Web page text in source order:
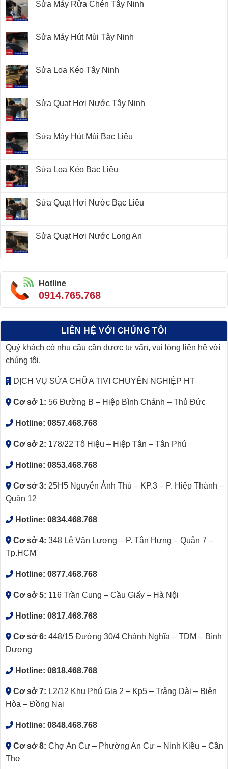
Sửa Máy Rửa Chén Tây Ninh
Sửa Máy Hút Mùi Tây Ninh
Sửa Loa Kéo Tây Ninh
Sửa Quạt Hơi Nước Tây Ninh
Sửa Máy Hút Mùi Bạc Liêu
Sửa Loa Kéo Bạc Liêu
Sửa Quạt Hơi Nước Bạc Liêu
Sửa Quạt Hơi Nước Long An
Hotline
0914.765.768
LIÊN HỆ VỚI CHÚNG TÔI
Quý khách có nhu cầu cần được tư vấn, vui lòng liên hệ với
chúng tôi.
DỊCH VỤ SỬA CHỮA TIVI CHUYÊN NGHIỆP HT
Cơ sở 1: 56 Đường B – Hiệp Bình Chánh – Thủ Đức
Hotline: 0857.468.768
Cơ sở 2: 178/22 Tô Hiệu – Hiệp Tân – Tân Phú
Hotline: 0853.468.768
Cơ sở 3: 25H5 Nguyễn Ảnh Thủ – KP.3 – P. Hiệp Thành –
Quận 12
Hotline: 0834.468.768
Cơ sở 4: 348 Lê Văn Lương – P. Tân Hưng – Quận 7 –
Tp.HCM
Hotline: 0877.468.768
Cơ sở 5: 116 Trần Cung – Cầu Giấy – Hà Nội
Hotline: 0817.468.768
Cơ sở 6: 448/15 Đường 30/4 Chánh Nghĩa – TDM – Bình
Dương
Hotline: 0818.468.768
Cơ sở 7: L2/12 Khu Phú Gia 2 – Kp5 – Trảng Dài – Biên
Hòa – Đồng Nai
Hotline: 0848.468.768
Cơ sở 8: Chợ An Cư – Phường An Cư – Ninh Kiều – Cần
Thơ